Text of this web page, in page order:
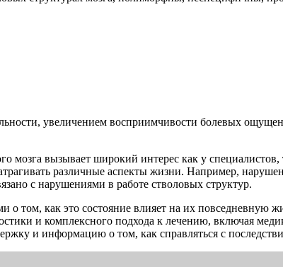
увеличением восприимчивости болевых
мозга вызывает широкий интерес как у
различные аспекты жизни. Например,
с нарушениями в работе стволовых структур.
о том, как это состояние влияет на их повседневную
и комплексного подхода к лечению, включая
и информацию о том, как справляться с